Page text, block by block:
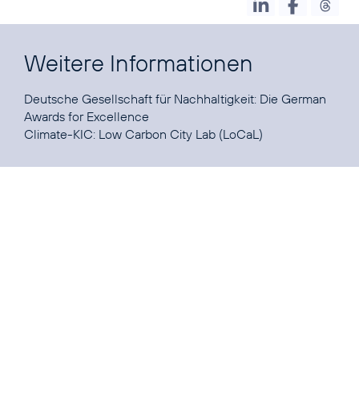
Weitere Informationen
Deutsche Gesellschaft für Nachhaltigkeit: Die German
Awards for Excellence
Climate-KIC: Low Carbon City Lab (LoCaL)